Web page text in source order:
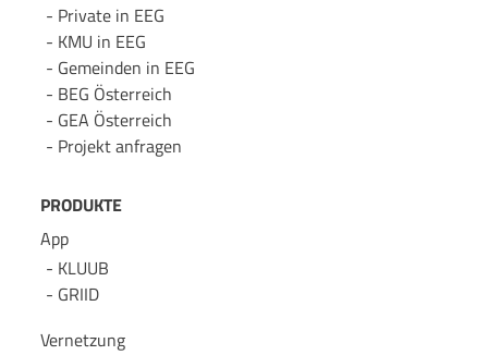
Private in EEG
KMU in EEG
Gemeinden in EEG
BEG Österreich
GEA Österreich
Projekt anfragen
PRODUKTE
App
KLUUB
GRIID
Vernetzung